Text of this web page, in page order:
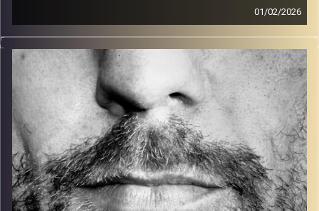
01/02/2026
זיפים, מוזיקה מחוספסת של הופעות חיות. הרבה ג'אם, רוק,
בלוז, bluegrass, ג'אז, Fאנק, פרוגרסיב ואפילו אלקטרוניקה.
כל מה שחי, אמיתי ונושם.
עם שמוליק רגב.
קרדיט תמונות: David Goehring